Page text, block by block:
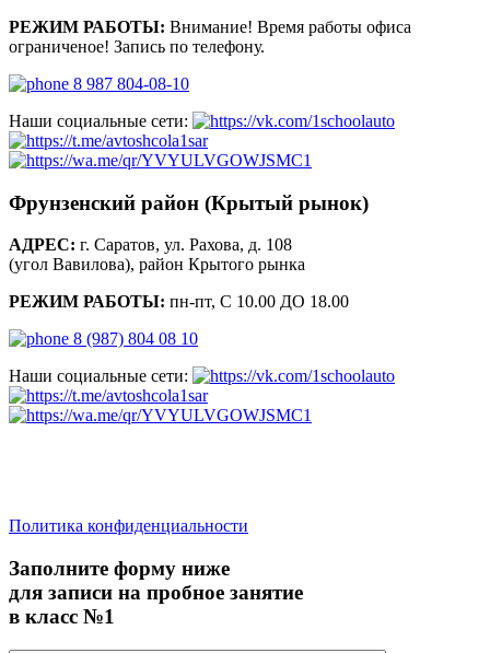
РЕЖИМ РАБОТЫ: Внимание! Время работы офиса
ограниченое! Запись по телефону.
8 987 804-08-10
Наши социальные сети:
Фрунзенский район (Крытый рынок)
АДРЕС: г. Саратов, ул. Рахова, д. 108
(угол Вавилова), район Крытого рынка
РЕЖИМ РАБОТЫ: пн-пт, С 10.00 ДО 18.00
8 (987) 804 08 10
Наши социальные сети:
Политика конфиденциальности
Заполните форму ниже
для записи на пробное занятие
в класс №1